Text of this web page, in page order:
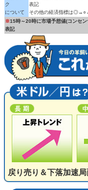
ク
について
表記
その他の経済指標は
※15時～20時に市場予想値(コンセ
表記
戻り売り＆下落加速